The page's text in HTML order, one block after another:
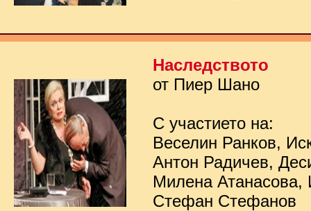
Наследството
от Пиер Шано
С участието на:
Веселин Ранков,
Антон Радичев,
Милена Атанасова,
Стефан Стефанов